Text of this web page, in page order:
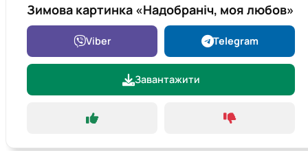
Зимова картинка «Надобраніч, моя любов»
Viber Telegram
Завантажити